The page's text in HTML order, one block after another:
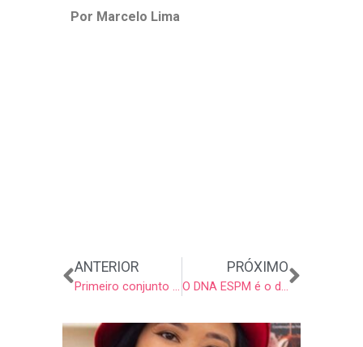
Por Marcelo Lima
Anterior
ANTERIOR
Primeiro conjunto residencial construído por impressoras 3D
PRÓXIMO
O DNA ESPM é o diferencial no mercado de trabalho